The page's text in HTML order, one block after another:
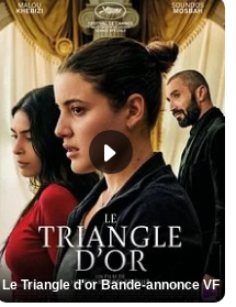
Le Triangle d'or Bande-annonce VF